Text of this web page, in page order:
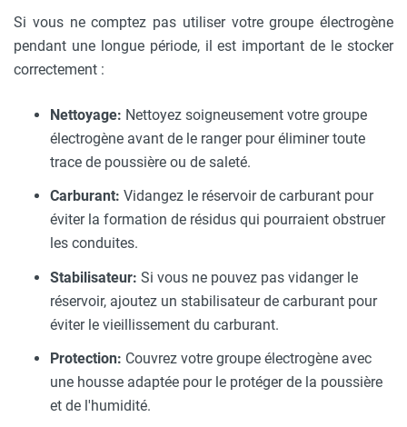
Si vous ne comptez pas utiliser votre groupe électrogène
pendant une longue période, il est important de le stocker
correctement :
Nettoyage: Nettoyez soigneusement votre groupe
électrogène avant de le ranger pour éliminer toute
trace de poussière ou de saleté.
Carburant: Vidangez le réservoir de carburant pour
éviter la formation de résidus qui pourraient obstruer
les conduites.
Stabilisateur: Si vous ne pouvez pas vidanger le
réservoir, ajoutez un stabilisateur de carburant pour
éviter le vieillissement du carburant.
Protection: Couvrez votre groupe électrogène avec
une housse adaptée pour le protéger de la poussière
et de l'humidité.